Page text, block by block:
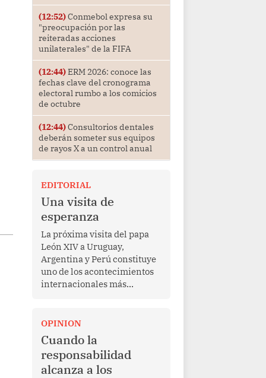
(12:52)Conmebol expresa su
"preocupación por las
reiteradas acciones
unilaterales" de la FIFA
(12:44)ERM 2026: conoce las
fechas clave del cronograma
electoral rumbo a los comicios
de octubre
(12:44)Consultorios dentales
deberán someter sus equipos
de rayos X a un control anual
EDITORIAL
Una visita de
esperanza
La próxima visita del papa
León XIV a Uruguay,
Argentina y Perú constituye
uno de los acontecimientos
internacionales más
Más allá de su dimensión
religiosa, esta gira
representa una oportunidad
para reafirmar el valor del
diálogo, fortalecer los
OPINION
Cuando la
responsabilidad
alcanza a los